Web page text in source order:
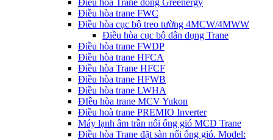
Điều hoà Trane dòng Greenergy
Điều hòa trane FWC
Điều hòa cục bộ treo tường 4MCW/4MWW
Điều hòa cục bộ dân dụng Trane
Điều hòa trane FWDP
Điều hòa trane HFCA
Điều hòa Trane HFCF
Điều hòa trane HFWB
Điều hòa trane LWHA
ĐIều hòa trane MCV Yukon
Điều hoà trane PREMIO Inverter
Máy lạnh âm trần nối ống gió MCD Trane
Điều hòa Trane đặt sàn nối ống gió. Model: